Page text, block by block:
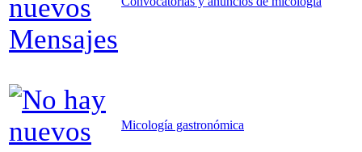
Micología gastronómica